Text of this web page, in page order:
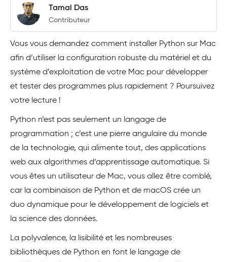
Tamal Das
Contributeur
Vous vous demandez comment installer Python sur Mac
afin d’utiliser la configuration robuste du matériel et du
système d’exploitation de votre Mac pour développer
et tester des programmes plus rapidement ? Poursuivez
votre lecture !
Python n’est pas seulement un langage de
programmation ; c’est une pierre angulaire du monde
de la technologie, qui alimente tout, des applications
web aux algorithmes d’apprentissage automatique. Si
vous êtes un utilisateur de Mac, vous allez être comblé,
car la combinaison de Python et de macOS crée un
duo dynamique pour le développement de logiciels et
la science des données.
La polyvalence, la lisibilité et les nombreuses
bibliothèques de Python en font le langage de